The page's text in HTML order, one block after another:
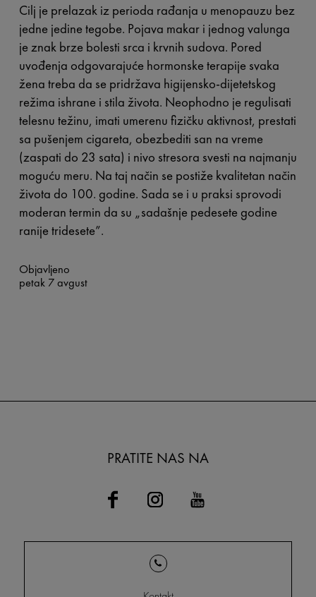
Cilj je prelazak iz perioda rađanja u menopauzu bez
jedne jedine tegobe. Pojava makar i jednog valunga
je znak brze bolesti srca i krvnih sudova. Pored
uvođenja odgovarajuće hormonske terapije svaka
žena treba da se pridržava higijensko-dijetetskog
režima ishrane i stila života. Neophodno je regulisati
telesnu težinu, imati umerenu fizičku aktivnost, prestati
sa pušenjem cigareta, obezbediti san na vreme
(zaspati do 23 sata) i nivo stresora svesti na najmanju
moguću meru. Na taj način se postiže kvalitetan način
života do 100. godine. Sada se i u praksi sprovodi
moderan termin da su „sadašnje pedesete godine
ranije tridesete”.
Objavljeno
petak 7 avgust
PRATITE NAS NA